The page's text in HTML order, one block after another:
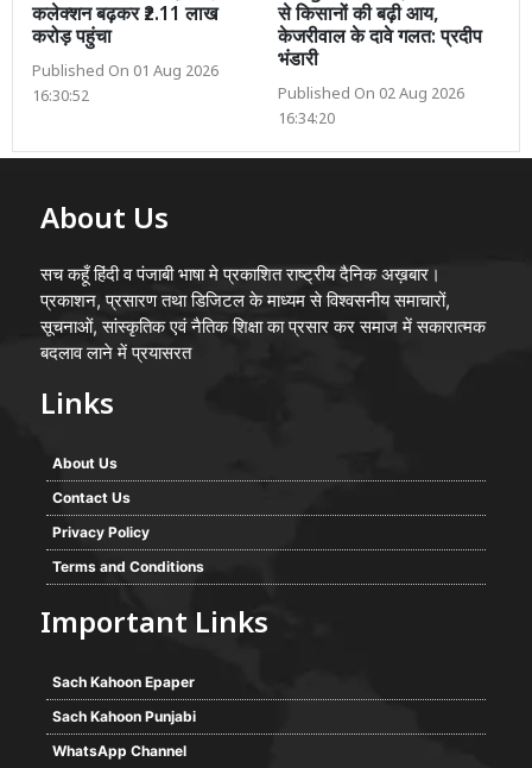
कलेक्शन बढ़कर ₹2.11 लाख
करोड़ पहुंचा
Published On 01 Aug 2026
16:30:52
से किसानों की बढ़ी आय,
केजरीवाल के दावे गलत: प्रदीप
भंडारी
Published On 02 Aug 2026
16:34:20
About Us
सच कहूँ हिंदी व पंजाबी भाषा मे प्रकाशित राष्ट्रीय दैनिक अख़बार।
प्रकाशन, प्रसारण तथा डिजिटल के माध्यम से विश्वसनीय समाचारों,
सूचनाओं, सांस्कृतिक एवं नैतिक शिक्षा का प्रसार कर समाज में सकारात्मक
बदलाव लाने में प्रयासरत
Links
About Us
Contact Us
Privacy Policy
Terms and Conditions
Important Links
Sach Kahoon Epaper
Sach Kahoon Punjabi
WhatsApp Channel